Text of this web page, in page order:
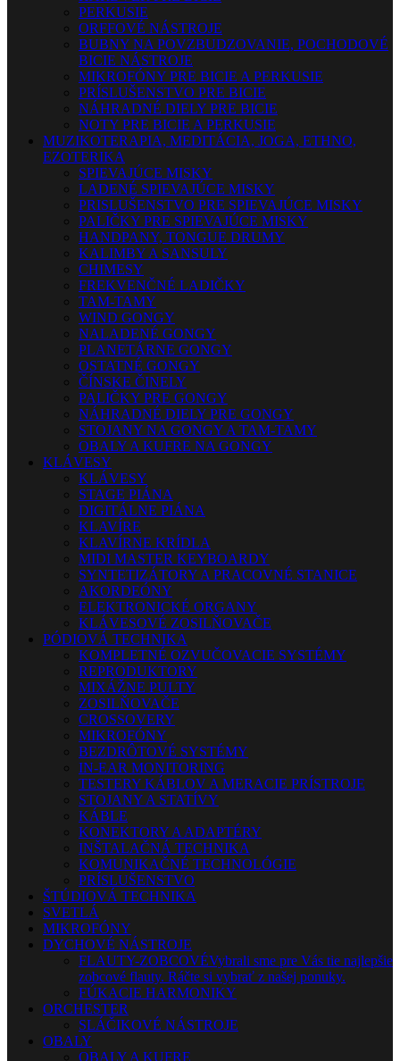
PERKUSIE
ORFFOVÉ NÁSTROJE
BUBNY NA POVZBUDZOVANIE, POCHODOVÉ
BICIE NÁSTROJE
MIKROFÓNY PRE BICIE A PERKUSIE
PRÍSLUŠENSTVO PRE BICIE
NÁHRADNÉ DIELY PRE BICIE
NOTY PRE BICIE A PERKUSIE
MUZIKOTERAPIA, MEDITÁCIA, JOGA, ETHNO,
EZOTERIKA
SPIEVAJÚCE MISKY
LADENÉ SPIEVAJÚCE MISKY
PRISLUŠENSTVO PRE SPIEVAJÚCE MISKY
PALIČKY PRE SPIEVAJÚCE MISKY
HANDPANY, TONGUE DRUMY
KALIMBY A SANSULY
CHIMESY
FREKVENČNÉ LADIČKY
TAM-TAMY
WIND GONGY
NALADENÉ GONGY
PLANETÁRNE GONGY
OSTATNÉ GONGY
ČÍNSKE ČINELY
PALIČKY PRE GONGY
NÁHRADNÉ DIELY PRE GONGY
STOJANY NA GONGY A TAM-TAMY
OBALY A KUFRE NA GONGY
KLÁVESY
KLÁVESY
STAGE PIÁNA
DIGITÁLNE PIÁNA
KLAVÍRE
KLAVÍRNE KRÍDLA
MIDI MASTER KEYBOARDY
SYNTETIZÁTORY A PRACOVNÉ STANICE
AKORDEÓNY
ELEKTRONICKÉ ORGANY
KLÁVESOVÉ ZOSILŇOVAČE
PÓDIOVÁ TECHNIKA
KOMPLETNÉ OZVUČOVACIE SYSTÉMY
REPRODUKTORY
MIXÁŽNE PULTY
ZOSILŇOVAČE
CROSSOVERY
MIKROFÓNY
BEZDRÔTOVÉ SYSTÉMY
IN-EAR MONITORING
TESTERY KÁBLOV A MERACIE PRÍSTROJE
STOJANY A STATÍVY
KÁBLE
KONEKTORY A ADAPTÉRY
INŠTALAČNÁ TECHNIKA
KOMUNIKAČNÉ TECHNOLÓGIE
PRÍSLUŠENSTVO
ŠTÚDIOVÁ TECHNIKA
SVETLÁ
MIKROFÓNY
DYCHOVÉ NÁSTROJE
FLAUTY-ZOBCOVÉVybrali sme pre Vás tie najlepšie
zobcové flauty. Ráčte si vybrať z našej ponuky.
FÚKACIE HARMONIKY
ORCHESTER
SLÁČIKOVÉ NÁSTROJE
OBALY
OBALY A KUFRE